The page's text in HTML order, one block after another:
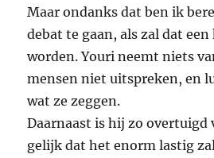
Maar ondanks dat ben ik
debat te gaan, als zal dat
worden. Youri neemt niets
mensen niet uitspreken, en
wat ze zeggen.
Daarnaast is hij zo overtuigd
gelijk dat het enorm lastig